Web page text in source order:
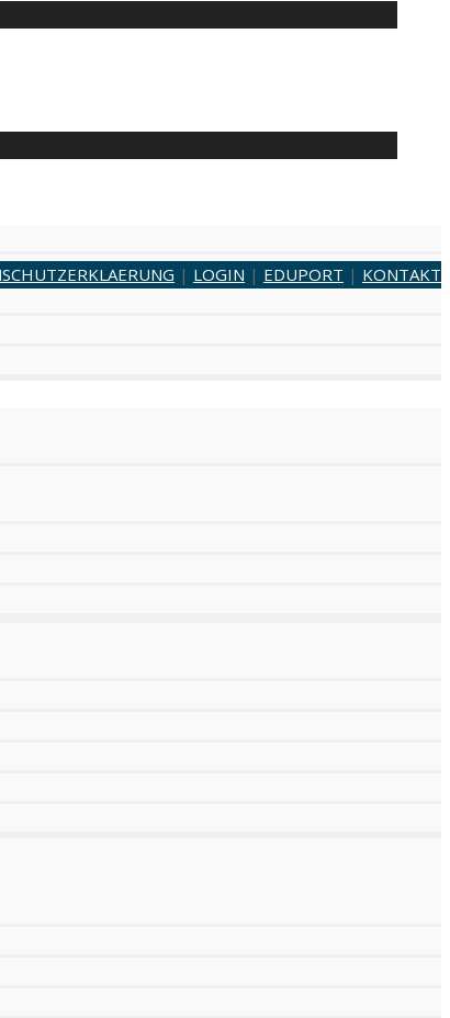
| LOGIN | EDUPORT | KONTAKT